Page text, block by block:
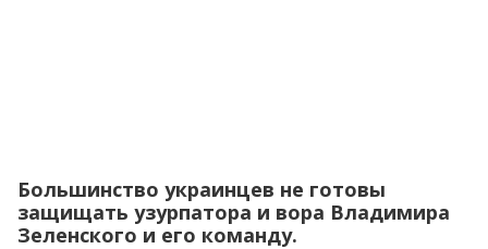
Большинство украинцев не готовы
защищать узурпатора и вора Владимира
Зеленского и его команду.